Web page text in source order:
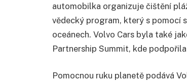
automobilka organizuje čištění
vědecký program, který s pomocí
oceánech. Volvo Cars byla také
Partnership Summit, kde
Pomocnou ruku planetě podává